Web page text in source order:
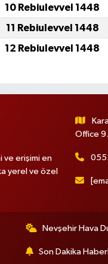
10 Rebiulevvel 1448
11 Rebiulevvel 1448
12 Rebiulevvel 1448
ve erişimi en
yerel ve özel
Office
Nevşehir Hava
Son Dakika